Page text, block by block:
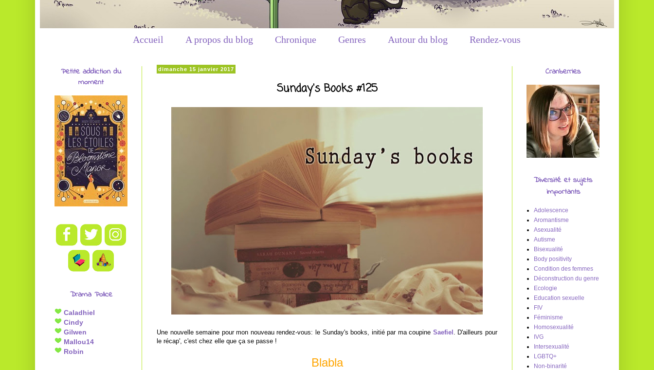
Accueil A propos du blog Chronique Genres Autour du blog Rendez-vous
dimanche 15 janvier 2017
Sunday's Books #125
Une nouvelle semaine pour mon nouveau rendez-vous: le Sunday's books, initié par ma coupine Saefiel . D'ailleurs pour
le récap', c'est chez elle que ça se passe !
Blabla
Petite addiction du
moment
Drama Police
Caladhiel
Cindy
Gilwen
Mallou14
Robin
Cranberries
Diversité et sujets
importants
Adolescence
Aromantisme
Asexualité
Autisme
Bisexualité
Body positivity
Condition des femmes
Déconstruction du genre
Ecologie
Education sexuelle
FIV
Féminisme
Homosexualité
IVG
Intersexualité
LGBTQ+
Non-binarité